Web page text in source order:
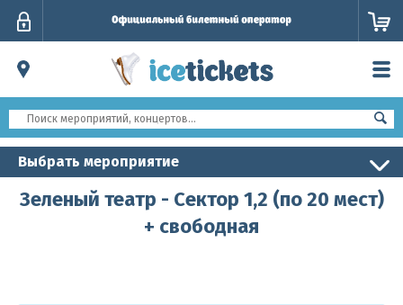
Выбрать мероприятие
Зеленый театр - Сектор 1,2 (по 20 мест)
+ свободная